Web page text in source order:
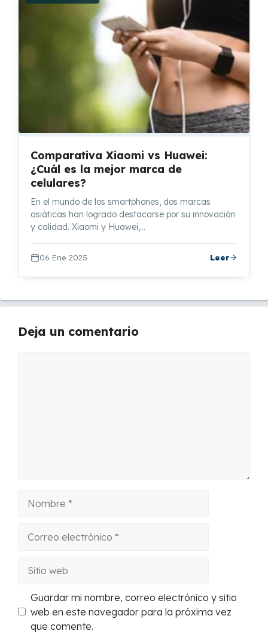
Comparativa Xiaomi vs Huawei:
¿Cuál es la mejor marca de
celulares?
En el mundo de los smartphones, dos marcas
asiáticas han logrado destacarse por su innovación
y calidad. Xiaomi y Huawei,…
06 Ene 2025 Leer
Deja un comentario
electrónico
web
Guardar mi nombre, correo electrónico y sitio
web en este navegador para la próxima vez
que comente.